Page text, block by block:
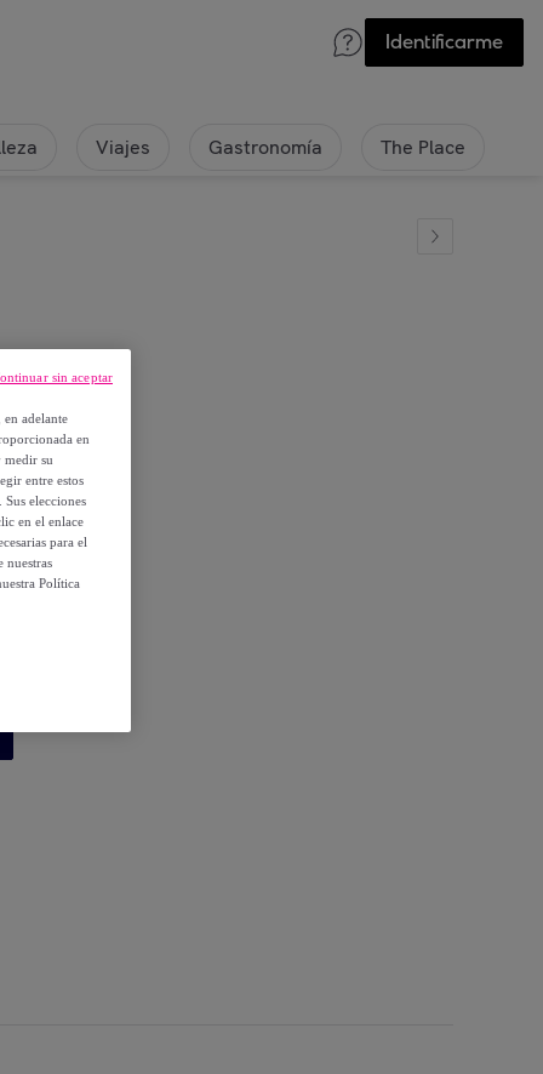
Identificarme
Viajes Gastronomía The Place
adelante
en
medir su
entre estos
elecciones
en el enlace
para el
nuestras
Política
sin aceptar